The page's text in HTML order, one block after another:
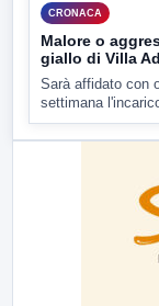
CRONACA
Malore o
giallo di Villa
Sarà affidato con
settimana